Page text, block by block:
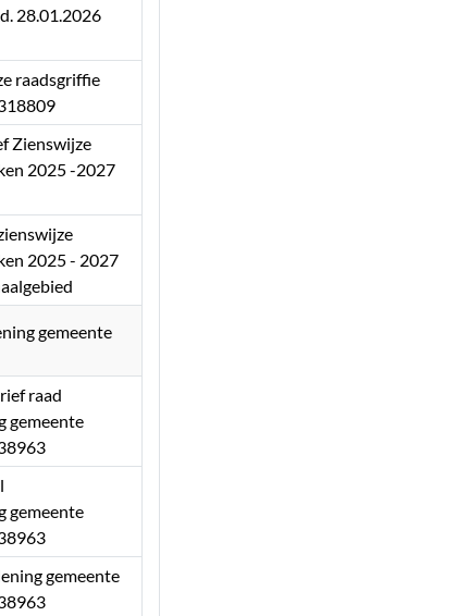
28.01.2026
raadsgriffie
Zienswijze
2025 -2027
2025 - 2027
gemeente
raad
gemeente
gemeente
gemeente